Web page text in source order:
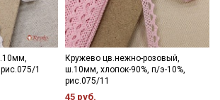
1
Кружево цв.нежно-розовый,
ш.10мм, хлопок-90%, п/э-10%,
рис.075/11
45 руб.